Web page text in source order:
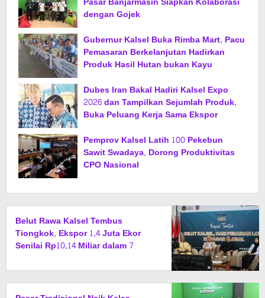
dengan Gojek
Gubernur Kalsel Buka Rimba Mart, Pacu
Pemasaran Berkelanjutan Hadirkan
Produk Hasil Hutan bukan Kayu
Dubes Iran Bakal Hadiri Kalsel Expo
2026 dan Tampilkan Sejumlah Produk,
Buka Peluang Kerja Sama Ekspor
Pemprov Kalsel Latih 100 Pekebun
Sawit Swadaya, Dorong Produktivitas
CPO Nasional
Belut Rawa Kalsel Tembus
Tiongkok, Ekspor 1,4 Juta Ekor
Senilai Rp10,14 Miliar dalam 7